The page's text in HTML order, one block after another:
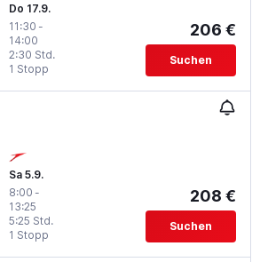
Do 17.9.
11:30 -
14:00
1 Stopp
2:30 Std.
206 €
Suchen
Sa 5.9.
8:00 -
13:25
1 Stopp
5:25 Std.
208 €
Suchen